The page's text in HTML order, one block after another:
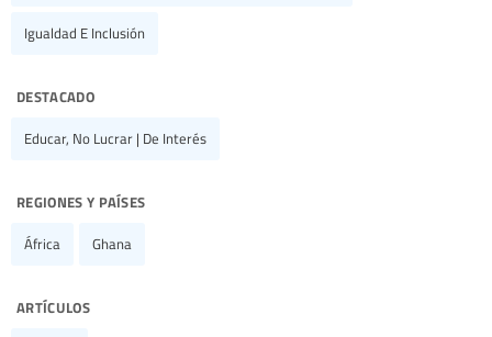
Igualdad E Inclusión
destacado
Educar, No Lucrar | De Interés
regiones y países
África Ghana
artículos